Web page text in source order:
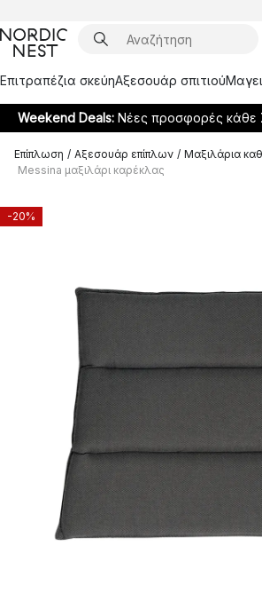
Επιτραπέζια σκεύηΑξεσουάρ σπιτιού
Weekend Deals: Νέες προσφορές κάθε
Επίπλωση / Αξεσουάρ επίπλων / Μαξιλάρια
Messina μαξιλάρι καρέκλας
-20%